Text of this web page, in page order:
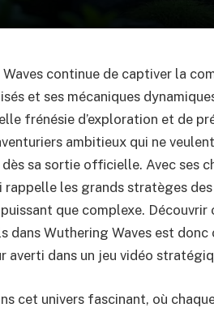
continue de captiver la
et ses mécaniques
frénésie d’exploration et de
ambitieux qui ne
sa sortie officielle. Avec ses
les grands stratèges
que complexe.
dans Wuthering Waves est
averti dans un jeu vidéo
cet univers fascinant, où